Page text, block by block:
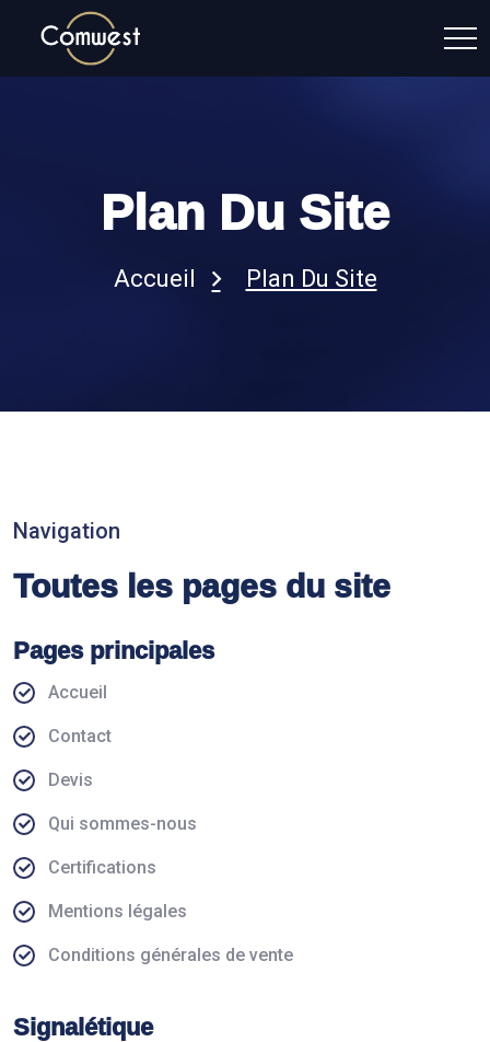
Plan Du Site
Accueil Plan Du Site
Navigation
Toutes les pages du site
Pages principales
Accueil
Contact
Devis
Qui sommes-nous
Certifications
Mentions légales
Conditions générales de vente
Signalétique